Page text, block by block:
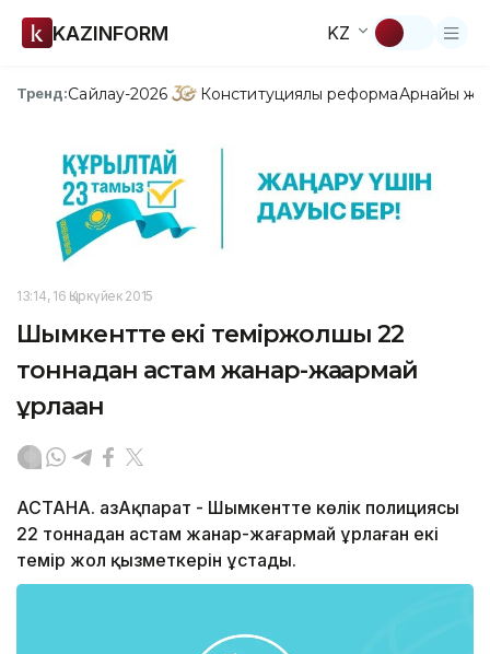
KAZINFORM KZ
Тренд:Сайлау-2026 Конституциялық реформаАрнайы
13:14, 16 Қыркүйек 2015
Шымкентте екі теміржолшы 22
тоннадан астам жанар-жағармай
ұрлаған
АСТАНА. ҚазАқпарат - Шымкентте көлік полициясы
22 тоннадан астам жанар-жағармай ұрлаған екі
темір жол қызметкерін ұстады.